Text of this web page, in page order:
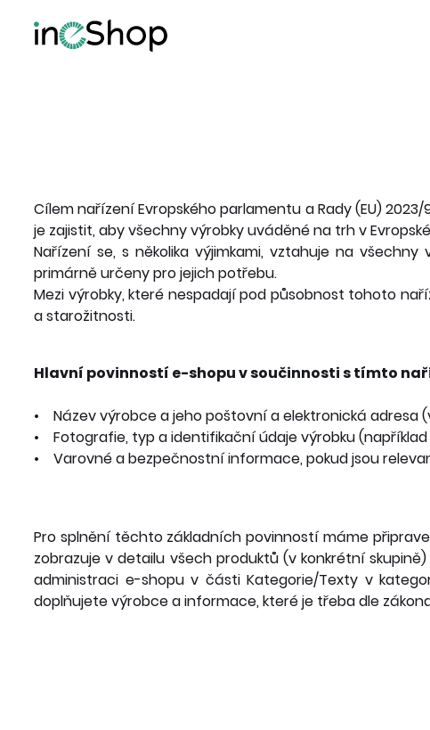
Cílem nařízení Evropského parlamentu a Rady (EU)
je zajistit, aby všechny výrobky uváděné na trh v
Nařízení se, s několika výjimkami, vztahuje na
primárně určeny pro jejich potřebu.
Mezi výrobky, které nespadají pod působnost tohoto
a starožitnosti.
Hlavní povinností e-shopu v součinnosti s tímto
• Název výrobce a jeho poštovní a elektronická adresa
• Fotografie, typ a identifikační údaje výrobku (například
• Varovné a bezpečnostní informace, pokud jsou
Pro splnění těchto základních povinností máme
zobrazuje v detailu všech produktů (v konkrétní
administraci e-shopu v části Kategorie/Texty v
doplňujete výrobce a informace, které je třeba dle